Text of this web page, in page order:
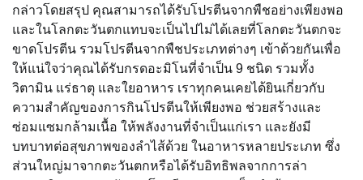
กล่าวโดยสรุป คุณสามารถได้รับโปรตีนจากพืชอย่างเพียงพอ
และในโลกตะวันตกแทบจะเป็นไปไม่ได้เลยที่โลกตะวันตกจะ
ขาดโปรตีน รวมโปรตีนจากพืชประเภทต่างๆ เข้าด้วยกันเพื่อ
ให้แน่ใจว่าคุณได้รับกรดอะมิโนที่จำเป็น 9 ชนิด รวมทั้ง
วิตามิน แร่ธาตุ และใยอาหาร เราทุกคนเคยได้ยินเกี่ยวกับ
ความสำคัญของการกินโปรตีนให้เพียงพอ ช่วยสร้างและ
ซ่อมแซมกล้ามเนื้อ ให้พลังงานที่จำเป็นแก่เรา และยังมี
บทบาทต่อสุขภาพของลำไส้ด้วย ในอาหารหลายประเภท ซึ่ง
ส่วนใหญ่มาจากตะวันตกหรือได้รับอิทธิพลจากการล่า